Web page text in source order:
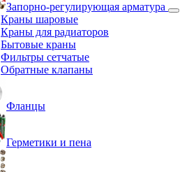
Запорно-регулирующая арматура
Краны шаровые
Краны для радиаторов
Бытовые краны
Фильтры сетчатые
Обратные клапаны
Фланцы
Герметики и пена